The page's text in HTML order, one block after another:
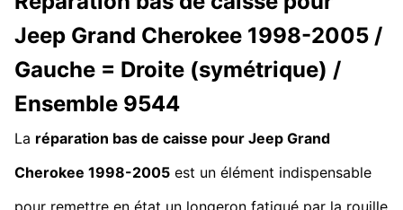
Jeep Grand Cherokee 1998-2005 /
Gauche = Droite (symétrique) /
Ensemble 9544
La réparation bas de caisse pour Jeep Grand
Cherokee 1998-2005 est un élément indispensable
pour remettre en état un longeron fatigué par la rouille